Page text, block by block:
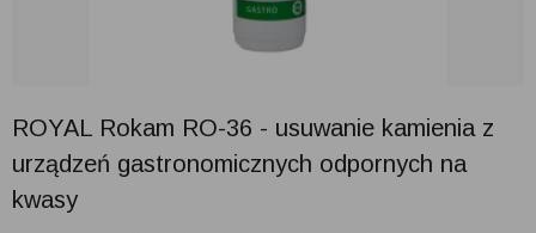
ROYAL Rokam RO-36 - usuwanie kamienia z
urządzeń gastronomicznych odpornych na
kwasy